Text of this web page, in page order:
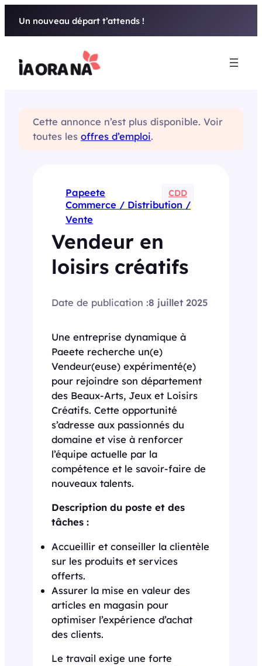
Un nouveau départ t’attends !
Cette annonce n’est plus disponible. Voir
toutes les offres d’emploi.
Papeete CDD
Commerce / Distribution /
Vente
Vendeur en
loisirs créatifs
Date de publication :8 juillet 2025
Une entreprise dynamique à
Paeete recherche un(e)
Vendeur(euse) expérimenté(e)
pour rejoindre son département
des Beaux-Arts, Jeux et Loisirs
Créatifs. Cette opportunité
s’adresse aux passionnés du
domaine et vise à renforcer
l’équipe actuelle par la
compétence et le savoir-faire de
nouveaux talents.
Description du poste et des
tâches :
Accueillir et conseiller la clientèle
sur les produits et services
offerts.
Assurer la mise en valeur des
articles en magasin pour
optimiser l’expérience d’achat
des clients.
Le travail exige une forte